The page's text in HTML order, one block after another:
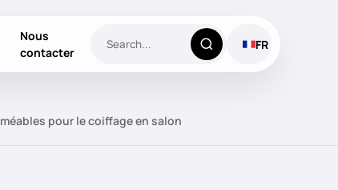
Nous
contacter
FR
pour le coiffage en salon